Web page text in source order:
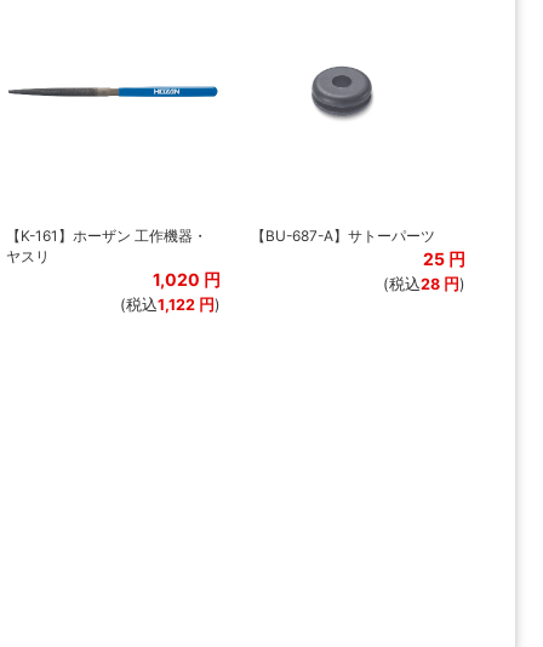
【K-161】ホーザン 工作機器・
ヤスリ
1,020 円
(税込1,122 円)
【BU-687-A】サトーパーツ
25 円
(税込28 円)